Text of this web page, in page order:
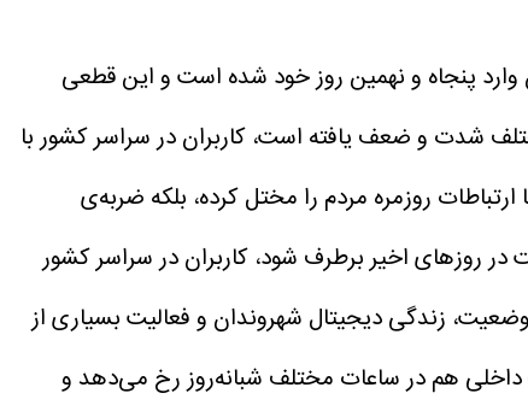
با دنیای خارج، اکنون وارد پنجاه و نهمین روز خود شده است و این قطعی
شدت و ضعف یافته است، کاربران در سراسر کشور با
روزمره مردم را مختل کرده، بلکه ضربه‌ی
روزهای اخیر برطرف شود، کاربران در سراسر کشور
زندگی دیجیتال شهروندان و فعالیت بسیاری از
داخلی هم در ساعات مختلف شبانه‌روز رخ می‌دهد و